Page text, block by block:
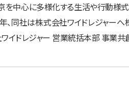
を中心に多様化する生活や行動様
、同社は株式会社ワイドレジャー
イドレジャー 営業統括本部 事業共